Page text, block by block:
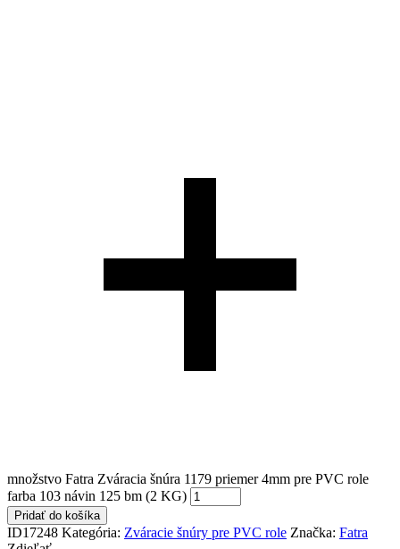
množstvo Fatra Zváracia šnúra 1179 priemer 4mm pre PVC role
farba 103 návin 125 bm (2 KG)
Pridať do košíka
ID17248 Kategória: Zváracie šnúry pre PVC role Značka: Fatra